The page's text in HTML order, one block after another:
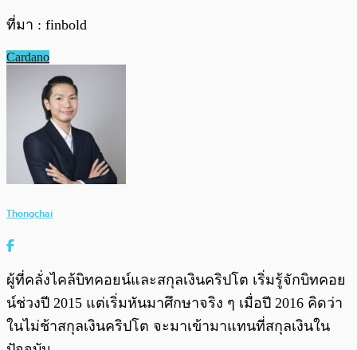
ที่มา : finbold
Cardano
Thongchai
ผู้ที่คลั่งไคล้บิทคอยน์และสกุลเงินคริปโต เริ่มรู้จักบิทคอย
น์ช่วงปี 2015 แต่เริ่มหันมาศึกษาจริง ๆ เมื่อปี 2016 คิดว่า
ในไม่ช้าสกุลเงินคริปโต จะมาเข้ามาแทนที่สกุลเงินใน